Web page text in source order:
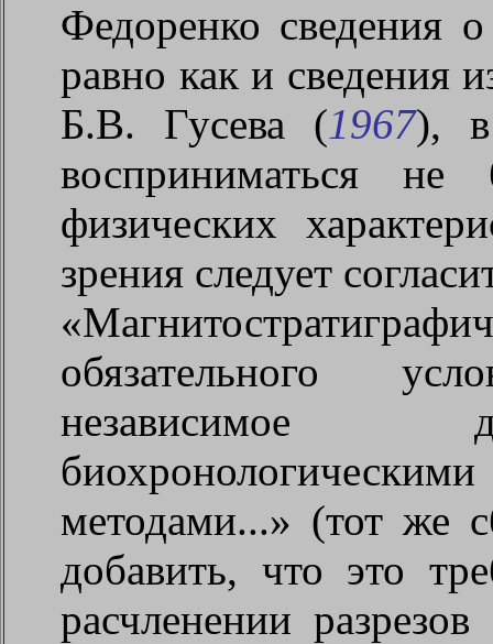
Федоренко сведения
равно как и сведения
Б.В. Гусева (1967), в
восприниматься
физических
зрения следует
обязательного
независимое
методами...» (тот же
добавить, что это
расчленении